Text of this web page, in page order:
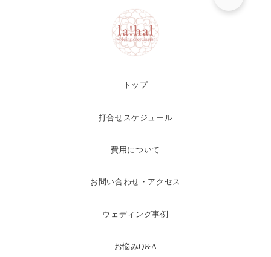
トップ
打合せスケジュール
費用について
お問い合わせ・アクセス
ウェディング事例
お悩みQ&A